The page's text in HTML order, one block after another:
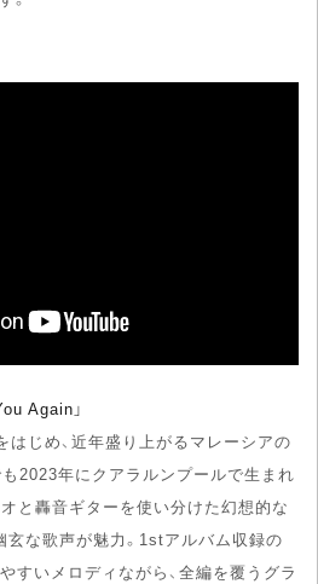
Again」
じめ、近年盛り上がるマレーシアの
も2023年にクアラルンプールで生まれ
と轟音ギターを使い分けた幻想的な
玄な歌声が魅力。1stアルバム収録の
すいメロディながら、全編を覆うグラ